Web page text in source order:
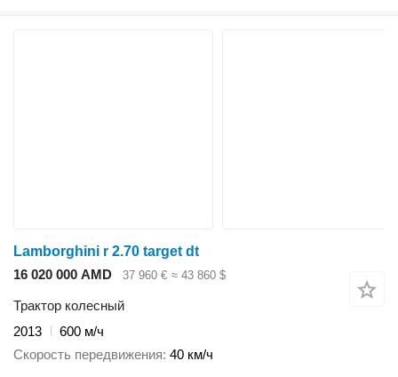
Lamborghini r 2.70 target dt
16 020 000 AMD
37 960 € ≈ 43 860 $
Трактор колесный
2013
600 м/ч
Скорость передвижения 40 км/ч